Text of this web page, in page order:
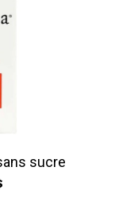
sucre